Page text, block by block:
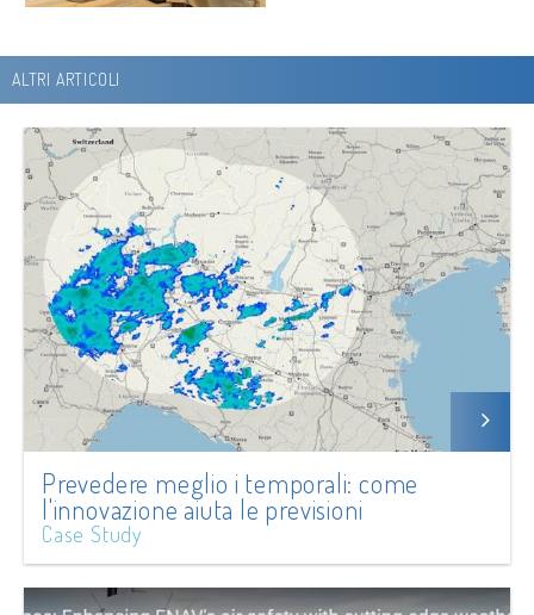
ALTRI ARTICOLI
Prevedere meglio i temporali: come
l'innovazione aiuta le previsioni
Case Study